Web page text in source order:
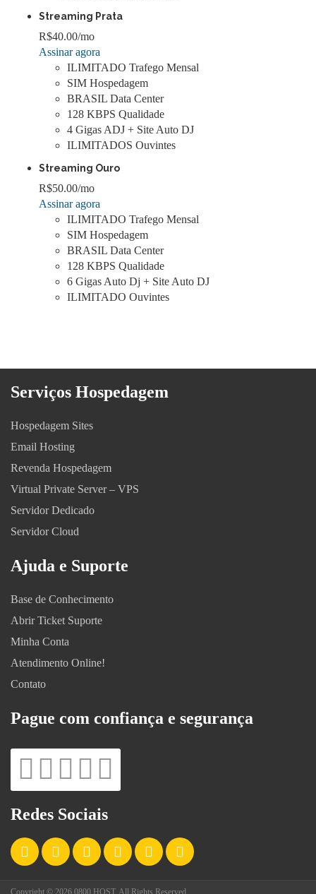
Streaming Prata
R$40.00/mo
Assinar agora
ILIMITADO Trafego Mensal
SIM Hospedagem
BRASIL Data Center
128 KBPS Qualidade
4 Gigas ADJ + Site Auto DJ
ILIMITADOS Ouvintes
Streaming Ouro
R$50.00/mo
Assinar agora
ILIMITADO Trafego Mensal
SIM Hospedagem
BRASIL Data Center
128 KBPS Qualidade
6 Gigas Auto Dj + Site Auto DJ
ILIMITADO Ouvintes
Serviços Hospedagem
Hospedagem Sites
Email Hosting
Revenda Hospedagem
Virtual Private Server – VPS
Servidor Dedicado
Servidor Cloud
Ajuda e Suporte
Base de Conhecimento
Abrir Ticket Suporte
Minha Conta
Atendimento Online!
Contato
Pague com confiança e segurança
Redes Sociais
Copyright © 2026 0800 HOST. All Rights Reserved.